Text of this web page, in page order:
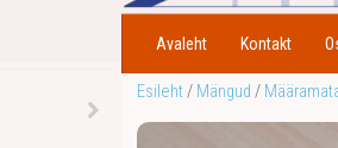
Avaleht Kontakt
Esileht/ Mängud /